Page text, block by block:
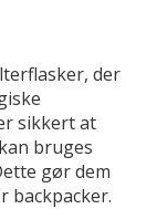
der
sikkert at
bruges
gør dem
backpacker.